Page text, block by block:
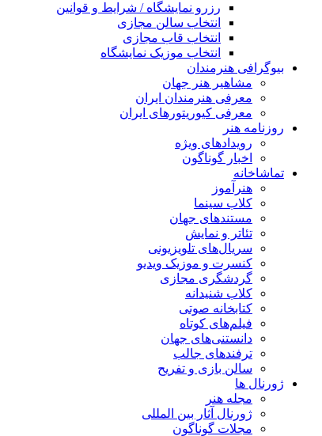
رزرو نمایشگاه / شرایط و قوانین
انتخاب سالن مجازی
انتخاب قاب مجازی
انتخاب موزیک نمایشگاه
بیوگرافی هنرمندان
مشاهیر هنر جهان
معرفی هنرمندان ایران
معرفی کیوریتورهای ایران
روزنامه هنر
رویدادهای ویژه
اخبار گوناگون
تماشاخانه
هنرآموز
کلاب سینما
مستندهای جهان
تئاتر و نمایش
سریال‌های تلویزیونی
کنسرت و موزیک ویدیو
گردشگری مجازی
کلاب شنیدانه
کتابخانه صوتی
فیلم‌های کوتاه
دانستنی‌های جهان
ترفندهای جالب
سالن بازی و تفریح
ژورنال ها
مجله هنر
ژورنال آثار بین المللی
مجلات گوناگون